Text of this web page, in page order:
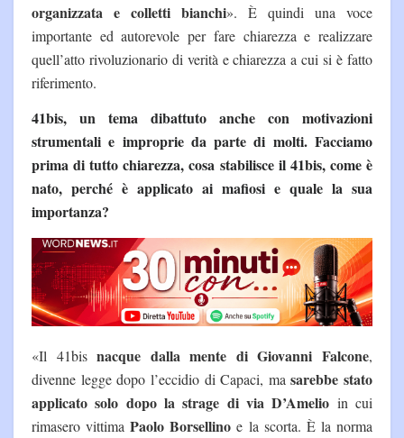
organizzata e colletti bianchi». È quindi una voce
importante ed autorevole per fare chiarezza e realizzare
quell’atto rivoluzionario di verità e chiarezza a cui si è fatto
riferimento.
41bis, un tema dibattuto anche con motivazioni
strumentali e improprie da parte di molti. Facciamo
prima di tutto chiarezza, cosa stabilisce il 41bis, come è
nato, perché è applicato ai mafiosi e quale la sua
importanza?
«Il 41bisnacque dalla mente diGiovanni Falcone,
divenne legge dopo l’eccidio di Capaci, masarebbe stato
applicato solo dopo la strage di via D’Amelio in cui
rimasero vittimaPaolo Borsellino e la scorta. È la norma